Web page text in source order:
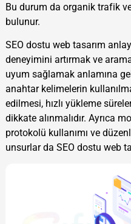
Bu durum da organik trafik
bulunur.
SEO dostu web tasarım
deneyimini artırmak ve
uyum sağlamak anlamına
anahtar kelimelerin
edilmesi, hızlı yükleme
dikkate alınmalıdır. Ayrıca
protokolü kullanımı ve
unsurlar da SEO dostu web